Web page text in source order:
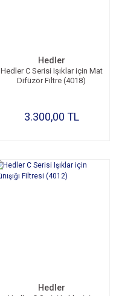
Hedler
Hedler C Serisi Işıklar için Mat
Difüzör Filtre (4018)
3.300,00 TL
Hedler